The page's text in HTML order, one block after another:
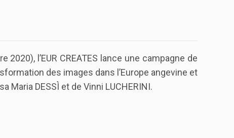
l’EUR CREATES lance une campagne de
des images dans l’Europe angevine et
Maria DESSÌ et de Vinni LUCHERINI.